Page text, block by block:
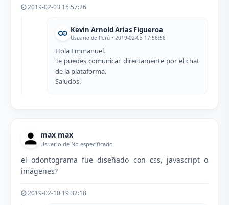
2019-02-03 15:57:26
Kevin Arnold Arias Figueroa
Usuario de Perú • 2019-02-03 17:56:56
Hola Emmanuel.
Te puedes comunicar directamente por el chat
de la plataforma.
Saludos.
max max
Usuario de No especificado
el odontograma fue diseñado con css, javascript o
imágenes?
2019-02-10 19:32:18